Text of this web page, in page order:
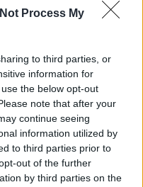
Process My
to third parties, or
information for
the below opt-out
note that after your
continue seeing
information utilized by
to third parties prior to
out of the further
by third parties on the
il compito di
delle Nazioni Unite in
fino al 2025.
esercito
le forze di
compiti di